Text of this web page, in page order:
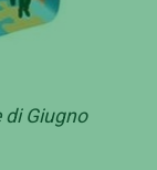
di Giugno